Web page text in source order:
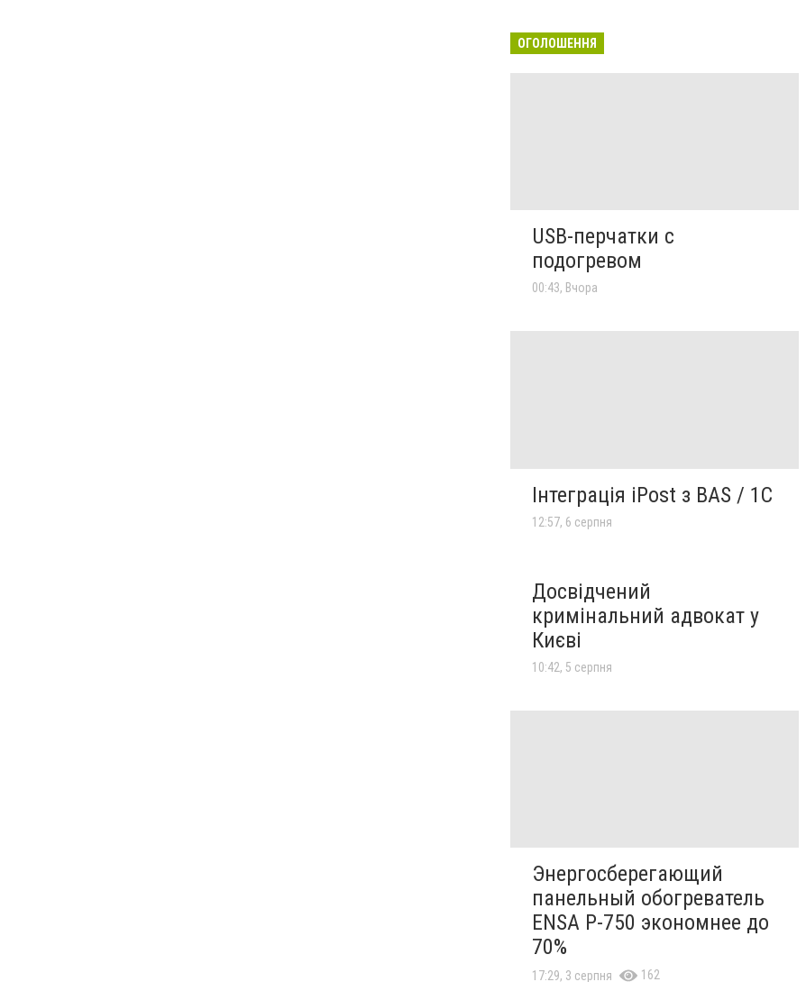
ОГОЛОШЕННЯ
USB-перчатки с
подогревом
00:43, Вчора
Інтеграція iPost з BAS / 1C
12:57, 6 серпня
Досвідчений
кримінальний адвокат у
Києві
10:42, 5 серпня
Энергосберегающий
панельный обогреватель
ENSA Р-750 экономнее до
70%
17:29, 3 серпня 162